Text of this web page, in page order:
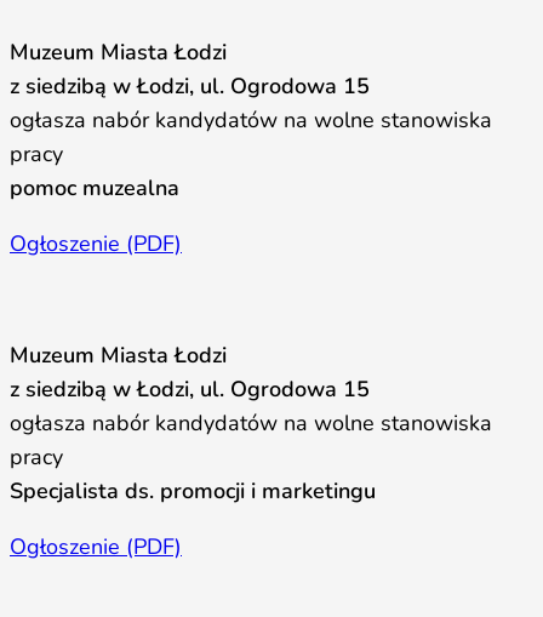
Muzeum Miasta Łodzi
z siedzibą w Łodzi, ul. Ogrodowa 15
ogłasza nabór kandydatów na wolne stanowiska
pracy
pomoc muzealna
Ogłoszenie (PDF)
Muzeum Miasta Łodzi
z siedzibą w Łodzi, ul. Ogrodowa 15
ogłasza nabór kandydatów na wolne stanowiska
pracy
Specjalista ds. promocji i marketingu
Ogłoszenie (PDF)